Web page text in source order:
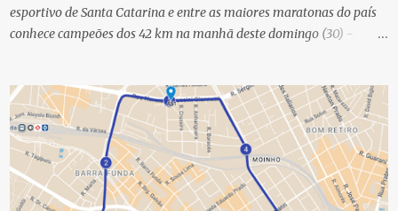
esportivo de Santa Catarina e entre as maiores maratonas do país
conhece campeões dos 42 km na manhã deste domingo (30) -
Floripa Fibra 2025. Na manhã deste sábado (30) foram conhecidos
os campeões dos 21 km do maior evento esportivo de Santa
Catarina. A mineira Jessica Ladeira e o queniano Wilson Mutua
foram os vencedores da meia maratona, ambos com a quebra de
recorde da prova. Neste domingo (31) será a vez da prova principal,
os 42,195 km da maratona, além da corrida de 5 KM. As largadas,